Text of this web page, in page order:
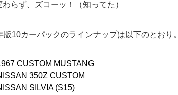
わらず、ズコーッ！（知ってた）
版10カーパックのラインナップは以下のとおり。
CUSTOM MUSTANG
350Z CUSTOM
SILVIA (S15)